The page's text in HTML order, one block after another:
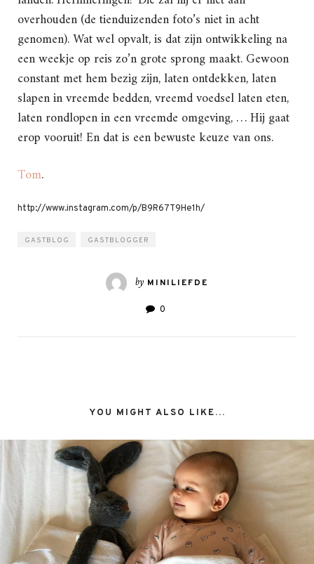
overhouden (de tienduizenden foto’s niet in acht
genomen). Wat wel opvalt, is dat zijn ontwikkeling na
een weekje op reis zo’n grote sprong maakt. Gewoon
constant met hem bezig zijn, laten ontdekken, laten
slapen in vreemde bedden, vreemd voedsel laten eten,
laten rondlopen in een vreemde omgeving, … Hij gaat
erop vooruit! En dat is een bewuste keuze van ons.
Tom.
http://www.instagram.com/p/B9R67T9He1h/
GASTBLOG GASTBLOGGER
by MINILIEFDE
0
YOU MIGHT ALSO LIKE...